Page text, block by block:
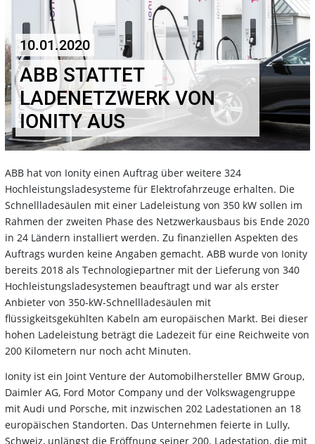
10.01.2020
ABB STATTET
LADENETZWERK VON
IONITY AUS
ABB hat von Ionity einen Auftrag über weitere 324
Hochleistungsladesysteme für Elektrofahrzeuge erhalten. Die
Schnellladesäulen mit einer Ladeleistung von 350 kW sollen im
Rahmen der zweiten Phase des Netzwerkausbaus bis Ende 2020
in 24 Ländern installiert werden. Zu finanziellen Aspekten des
Auftrags wurden keine Angaben gemacht. ABB wurde von Ionity
bereits 2018 als Technologiepartner mit der Lieferung von 340
Hochleistungsladesystemen beauftragt und war als erster
Anbieter von 350-kW-Schnellladesäulen mit
flüssigkeitsgekühlten Kabeln am europäischen Markt. Bei dieser
hohen Ladeleistung beträgt die Ladezeit für eine Reichweite von
200 Kilometern nur noch acht Minuten.
Ionity ist ein Joint Venture der Automobilhersteller BMW Group,
Daimler AG, Ford Motor Company und der Volkswagengruppe
mit Audi und Porsche, mit inzwischen 202 Ladestationen an 18
europäischen Standorten. Das Unternehmen feierte in Lully,
Schweiz, unlängst die Eröffnung seiner 200. Ladestation, die mit